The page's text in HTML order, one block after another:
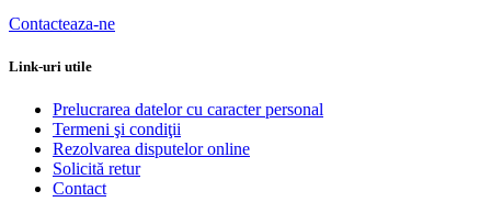
Contacteaza-ne
Link-uri utile
Prelucrarea datelor cu caracter personal
Termeni şi condiţii
Rezolvarea disputelor online
Solicită retur
Contact